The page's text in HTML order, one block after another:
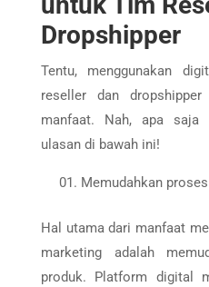
Dropshipper
Tentu, menggunakan
reseller dan
manfaat. Nah, apa saja
ulasan di bawah ini!
Memudahkan
Hal utama dari manfaat
marketing adalah
produk. Platform digital